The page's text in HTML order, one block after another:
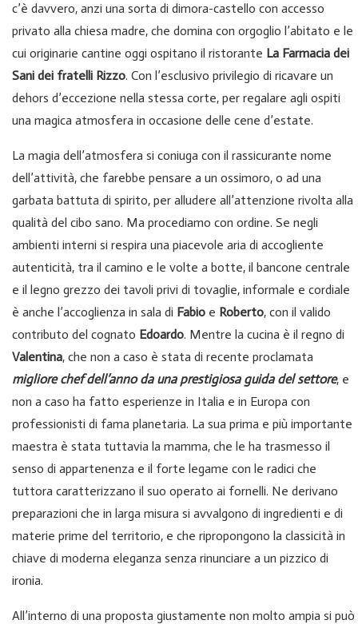
c’è davvero, anzi una sorta di dimora-castello con accesso
privato alla chiesa madre, che domina con orgoglio l’abitato e le
cui originarie cantine oggi ospitano il ristorante La Farmacia dei
Sani dei fratelli Rizzo. Con l’esclusivo privilegio di ricavare un
dehors d’eccezione nella stessa corte, per regalare agli ospiti
una magica atmosfera in occasione delle cene d’estate.
La magia dell’atmosfera si coniuga con il rassicurante nome
dell’attività, che farebbe pensare a un ossimoro, o ad una
garbata battuta di spirito, per alludere all’attenzione rivolta alla
qualità del cibo sano. Ma procediamo con ordine. Se negli
ambienti interni si respira una piacevole aria di accogliente
autenticità, tra il camino e le volte a botte, il bancone centrale
e il legno grezzo dei tavoli privi di tovaglie, informale e cordiale
è anche l’accoglienza in sala di Fabio e Roberto, con il valido
contributo del cognato Edoardo. Mentre la cucina è il regno di
Valentina, che non a caso è stata di recente proclamata
migliore chef dell’anno da una prestigiosa guida del settore, e
non a caso ha fatto esperienze in Italia e in Europa con
professionisti di fama planetaria. La sua prima e più importante
maestra è stata tuttavia la mamma, che le ha trasmesso il
senso di appartenenza e il forte legame con le radici che
tuttora caratterizzano il suo operato ai fornelli. Ne derivano
preparazioni che in larga misura si avvalgono di ingredienti e di
materie prime del territorio, e che ripropongono la classicità in
chiave di moderna eleganza senza rinunciare a un pizzico di
ironia.
All’interno di una proposta giustamente non molto ampia si può